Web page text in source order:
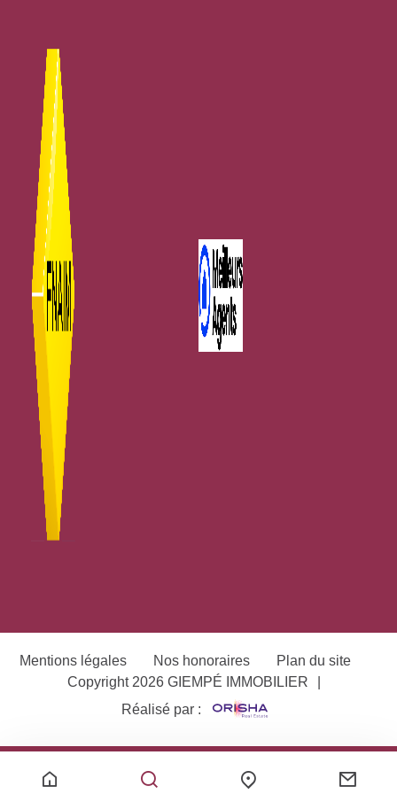
Mentions légales Nos honoraires
Plan du site
Copyright 2026 GIEMPÉ IMMOBILIER
Réalisé par :